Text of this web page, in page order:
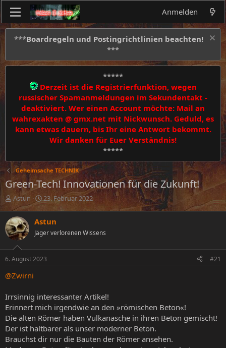
Anmelden
***Boardregeln und Postingrichtlinien beachten!
***
*****
Derzeit ist die Registrierfunktion, wegen
russischer Spamanmeldungen im Sekundentakt -
deaktiviert. Wer einen Account möchte: Mail an
wahrexakten @ gmx.net mit Nickwunsch. Geduld, es
kann etwas dauern, bis Ihr eine Antwort bekommt.
Wir danken für Euer Verständnis!
*****
Geheimsache TECHNIK
Green-Tech! Innovationen für die Zukunft!
E
s
t
e
l
e
Astun
E
r
t
e
l
t
23. Februar 2022
Astun
Jäger verlorenen Wissens
6. August 2023 #21
@Zwirni
Irrsinnig interessanter Artikel!
Erinnert mich irgendwie an den »römischen Beton«!
Die alten Römer haben Vulkanasche in ihren Beton gemischt!
Der ist haltbarer als unser moderner Beton.
Brauchst dir nur die Bauten der Römer ansehen.